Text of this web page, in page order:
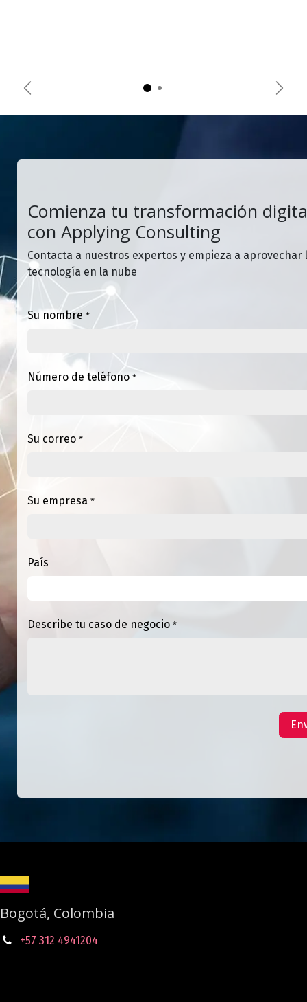
Anterior
Comienza tu transformación
con Applying Consulting
Contacta a nuestros expertos y empieza a aprovechar
tecnología en la nube
Su nombre *
Número de teléfono*
Su correo *
Su empresa *
País
Describe tu caso de negocio*
Bogotá, Colombia
+57 312 4941204